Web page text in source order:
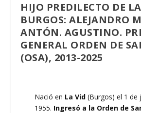
HIJO PREDILECTO DE
BURGOS:ALEJANDRO
ANTÓN. AGUSTINO.
GENERAL ORDEN DE
(OSA), 2013-2025
Nació en La Vid(Burgos) el 1 de
1955. Ingresó a la Orden de